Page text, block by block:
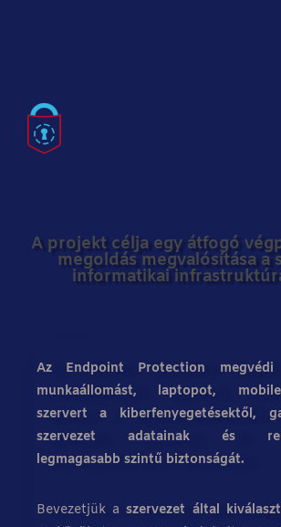
A projekt célja egy átfogó
megoldás megvalósítása a
informatikai
Az Endpoint Protection megvédi
munkaállomást, laptopot,
szervert a kiberfenyegetésektől,
szervezet adatainak és
legmagasabb szintű biztonságát.
Bevezetjük aszervezet által